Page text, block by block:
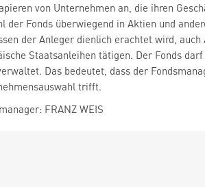
von Unternehmen an, die ihren
der Fonds überwiegend in Aktien und
der Anleger dienlich erachtet wird,
Staatsanleihen tätigen. Der Fonds
Das bedeutet, dass der
trifft.
FRANZ WEIS